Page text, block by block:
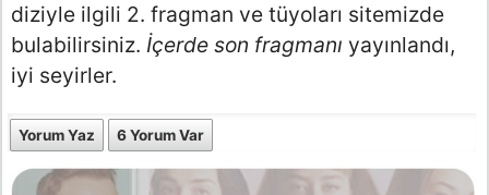
diziyle ilgili 2. fragman ve tüyoları sitemizde
bulabilirsiniz. İçerde son fragmanı yayınlandı,
iyi seyirler.
Yorum Yaz 6 Yorum Var